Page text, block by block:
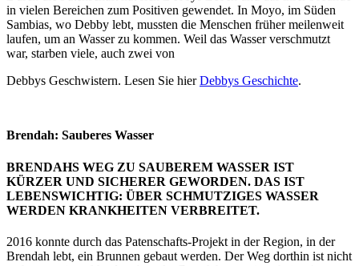
in vielen Bereichen zum Positiven gewendet. In Moyo, im Süden
Sambias, wo Debby lebt, mussten die Menschen früher meilenweit
laufen, um an Wasser zu kommen. Weil das Wasser verschmutzt
war, starben viele, auch zwei von
Debbys Geschwistern. Lesen Sie hierDebbys Geschichte.
Brendah: Sauberes Wasser
BRENDAHS WEG ZU SAUBEREM WASSER IST
KÜRZER UND SICHERER GEWORDEN. DAS IST
LEBENSWICHTIG: ÜBER SCHMUTZIGES WASSER
WERDEN KRANKHEITEN VERBREITET.
2016 konnte durch das Patenschafts-Projekt in der Region, in der
Brendah lebt, ein Brunnen gebaut werden. Der Weg dorthin ist nicht